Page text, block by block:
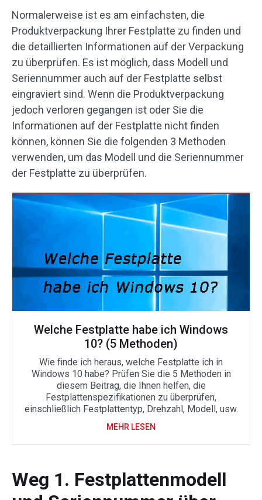
Normalerweise ist es am einfachsten, die
Produktverpackung Ihrer Festplatte zu finden und
die detaillierten Informationen auf der Verpackung
zu überprüfen. Es ist möglich, dass Modell und
Seriennummer auch auf der Festplatte selbst
eingraviert sind. Wenn die Produktverpackung
jedoch verloren gegangen ist oder Sie die
Informationen auf der Festplatte nicht finden
können, können Sie die folgenden 3 Methoden
verwenden, um das Modell und die Seriennummer
der Festplatte zu überprüfen.
Welche Festplatte habe ich Windows
10? (5 Methoden)
Wie finde ich heraus, welche Festplatte ich in
Windows 10 habe? Prüfen Sie die 5 Methoden in
diesem Beitrag, die Ihnen helfen, die
Festplattenspezifikationen zu überprüfen,
einschließlich Festplattentyp, Drehzahl, Modell, usw.
MEHR LESEN
Weg 1. Festplattenmodell